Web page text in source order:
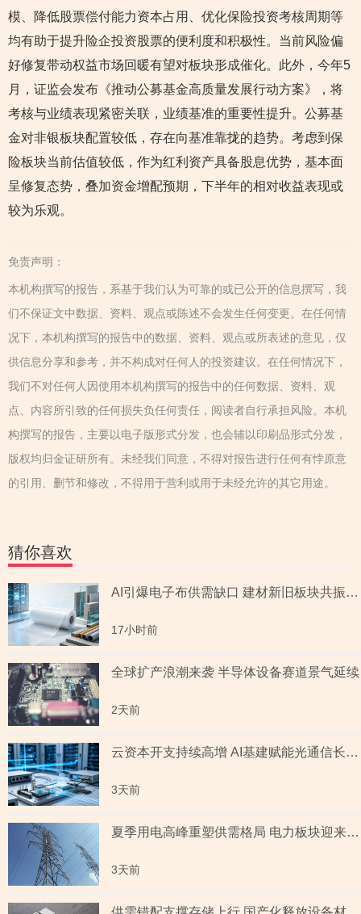
模、降低股票偿付能力资本占用、优化保险投资考核周期等
均有助于提升险企投资股票的便利度和积极性。当前风险偏
好修复带动权益市场回暖有望对板块形成催化。此外，今年5
月，证监会发布《推动公募基金高质量发展行动方案》，将
考核与业绩表现紧密关联，业绩基准的重要性提升。公募基
金对非银板块配置较低，存在向基准靠拢的趋势。考虑到保
险板块当前估值较低，作为红利资产具备股息优势，基本面
呈修复态势，叠加资金增配预期，下半年的相对收益表现或
较为乐观。
免责声明：
本机构撰写的报告，系基于我们认为可靠的或已公开的信息撰写，我
们不保证文中数据、资料、观点或陈述不会发生任何变更。在任何情
况下，本机构撰写的报告中的数据、资料、观点或所表述的意见，仅
供信息分享和参考，并不构成对任何人的投资建议。在任何情况下，
我们不对任何人因使用本机构撰写的报告中的任何数据、资料、观
点、内容所引致的任何损失负任何责任，阅读者自行承担风险。本机
构撰写的报告，主要以电子版形式分发，也会辅以印刷品形式分发，
版权均归金证研所有。未经我们同意，不得对报告进行任何有悖原意
的引用、删节和修改，不得用于营利或用于未经允许的其它用途。
猜你喜欢
AI引爆电子布供需缺口 建材新旧板块共振回暖
17小时前
全球扩产浪潮来袭 半导体设备赛道景气延续
2天前
云资本开支持续高增 AI基建赋能光通信长期成长
3天前
夏季用电高峰重塑供需格局 电力板块迎来量价齐升
3天前